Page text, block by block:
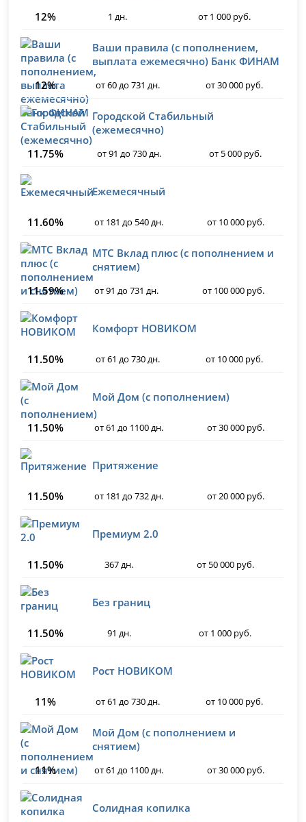
12% 1 дн. от 1 000 руб.
Ваши правила (с пополнением,
выплата ежемесячно) Банк ФИНАМ
12%
от 60 до 731 дн. от 30 000 руб.
Городской Стабильный
(ежемесячно)
11.75%
от 91 до 730 дн. от 5 000 руб.
Ежемесячный
11.60% от 181 до 540 дн. от 10 000 руб.
МТС Вклад плюс (с пополнением и
снятием)
11.59%
от 91 до 731 дн. от 100 000 руб.
Комфорт НОВИКОМ
11.50% от 61 до 730 дн. от 10 000 руб.
Мой Дом (с пополнением)
11.50% от 61 до 1100 дн. от 30 000 руб.
Притяжение
11.50% от 181 до 732 дн. от 20 000 руб.
Премиум 2.0
11.50% 367 дн. от 50 000 руб.
Без границ
11.50% 91 дн. от 1 000 руб.
Рост НОВИКОМ
11% от 61 до 730 дн. от 10 000 руб.
Мой Дом (с пополнением и
снятием)
11%
от 61 до 1100 дн. от 30 000 руб.
Солидная копилка